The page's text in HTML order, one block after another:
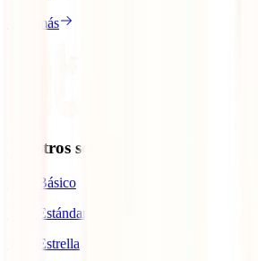
Leer más
Nuestros seguros
IATI Básico
IATI Estándar
IATI Estrella